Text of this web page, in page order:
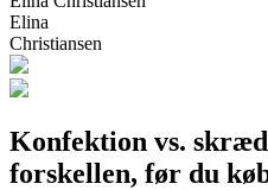
Elina
Christiansen
Konfektion vs.
forskellen, før du